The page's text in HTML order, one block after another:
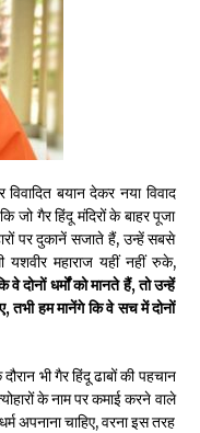
May
May
May
May
बयान देकर नया विवाद
जो गैर हिंदू मंदिरों के बाहर पूजा
पर दुकानें सजाते हैं, उन्हें सबसे
यशवीर महाराज यहीं नहीं रुके,
धर्मों को मानते हैं, तो उन्हें
तभी हम मानेंगे कि वे सच में दोनों
भी गैर हिंदू ढाबों की पहचान
के नाम पर कमाई करने वाले
अपनाना चाहिए, वरना इस तरह